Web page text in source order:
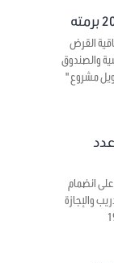
القرض
التونسية والصندوق
مشروع "
على انضمام
والإجازة